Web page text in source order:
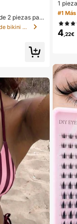
2 piezas par
con lazo
& bragas
en Plantas Conjuntos de bikini para mujer
1
o
Y2K,
#1
4,22€